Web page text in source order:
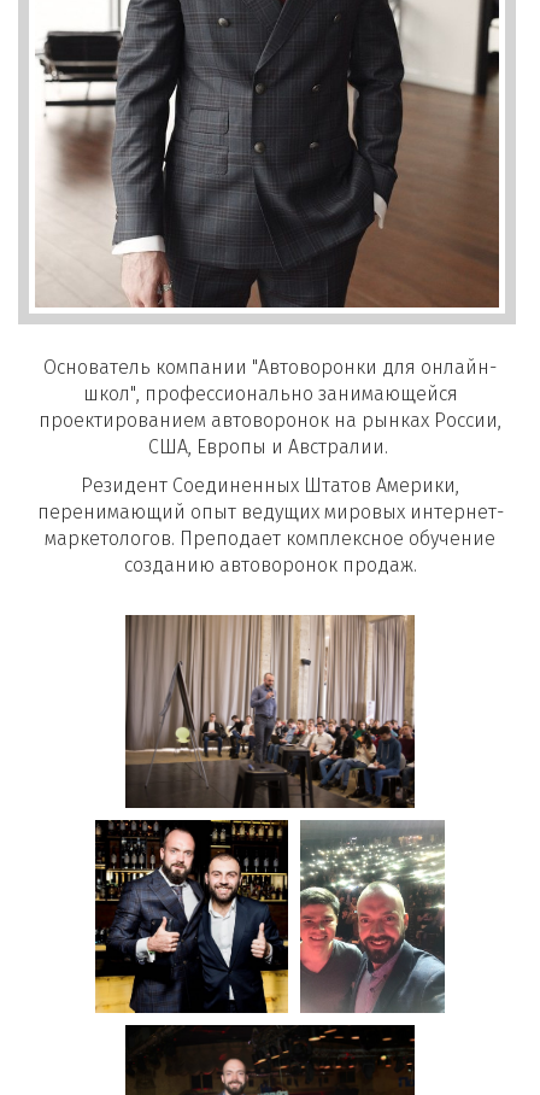
Основатель компании "Автоворонки для онлайн-
школ", профессионально занимающейся
проектированием автоворонок на рынках России,
США, Европы и Австралии.
Резидент Соединенных Штатов Америки,
перенимающий опыт ведущих мировых интернет-
маркетологов. Преподает комплексное обучение
созданию автоворонок продаж.